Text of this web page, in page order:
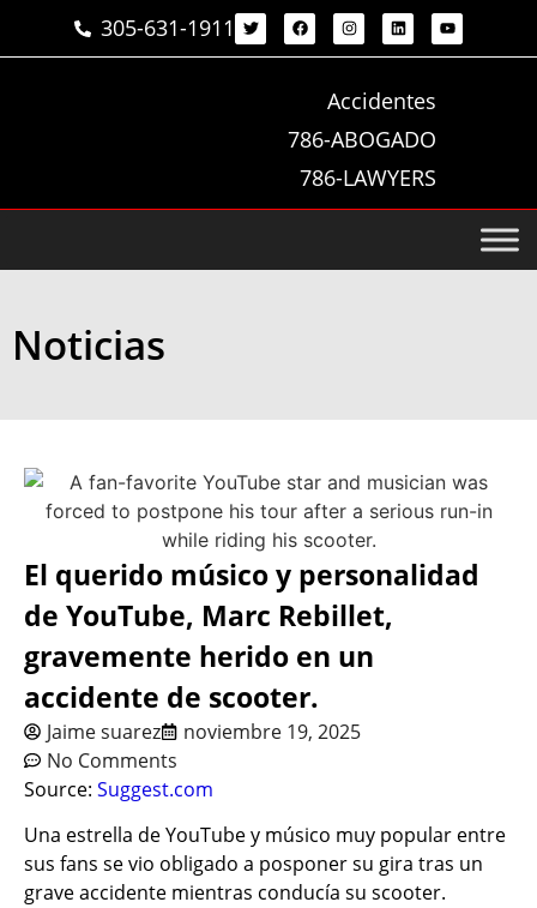
305-631-1911
Accidentes
786-ABOGADO
786-LAWYERS
Noticias
El querido músico y personalidad
de YouTube, Marc Rebillet,
gravemente herido en un
accidente de scooter.
Jaime suarez
noviembre 19, 2025
No Comments
Source: Suggest.com
Una estrella de YouTube y músico muy popular entre
sus fans se vio obligado a posponer su gira tras un
grave accidente mientras conducía su scooter.